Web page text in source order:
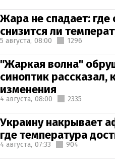
Жара не спадает:
снизится ли
5 августа, 08:00 1296
"Жаркая волна"
синоптик рассказал,
изменения
4 августа, 08:00 2335
Украину накрывает
где температура
4 августа, 07:33 904